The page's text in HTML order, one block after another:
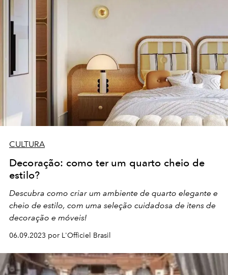
CULTURA
Decoração: como ter um quarto cheio de
estilo?
Descubra como criar um ambiente de quarto elegante e
cheio de estilo, com uma seleção cuidadosa de itens de
decoração e móveis!
06.09.2023 por L'Officiel Brasil